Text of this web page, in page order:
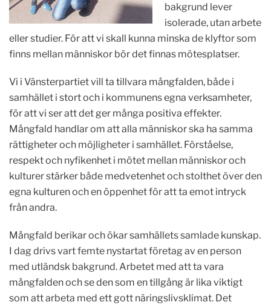
bakgrund lever
isolerade, utan arbete
eller studier. För att vi skall kunna minska de klyftor som
finns mellan människor bör det finnas mötesplatser.
Vi i Vänsterpartiet vill ta tillvara mångfalden, både i
samhället i stort och i kommunens egna verksamheter,
för att vi ser att det ger många positiva effekter.
Mångfald handlar om att alla människor ska ha samma
rättigheter och möjligheter i samhället. Förståelse,
respekt och nyfikenhet i mötet mellan människor och
kulturer stärker både medvetenhet och stolthet över den
egna kulturen och en öppenhet för att ta emot intryck
från andra.
Mångfald berikar och ökar samhällets samlade kunskap.
I dag drivs vart femte nystartat företag av en person
med utländsk bakgrund. Arbetet med att ta vara
mångfalden och se den som en tillgång är lika viktigt
som att arbeta med ett gott näringslivsklimat. Det